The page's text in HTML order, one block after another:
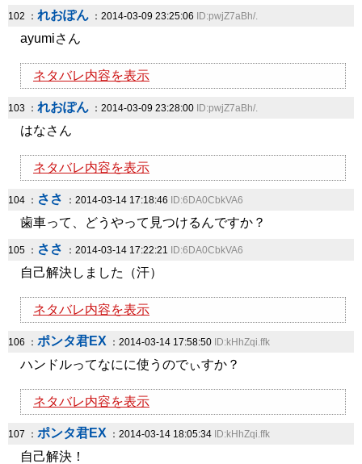
102 ： れおぽん ：2014-03-09 23:25:06 ID:pwjZ7aBh/.
ayumiさん
ネタバレ内容を表示
103 ： れおぽん ：2014-03-09 23:28:00 ID:pwjZ7aBh/.
はなさん
ネタバレ内容を表示
104 ： ささ ：2014-03-14 17:18:46 ID:6DA0CbkVA6
歯車って、どうやって見つけるんですか？
105 ： ささ ：2014-03-14 17:22:21 ID:6DA0CbkVA6
自己解決しました（汗）
ネタバレ内容を表示
106 ： ポンタ君EX ：2014-03-14 17:58:50 ID:kHhZqi.ffk
ハンドルってなにに使うのでぃすか？
ネタバレ内容を表示
107 ： ポンタ君EX ：2014-03-14 18:05:34 ID:kHhZqi.ffk
自己解決！